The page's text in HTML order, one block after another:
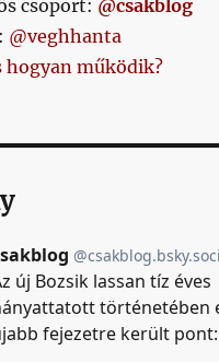
csoport: @csakblog
@veghhanta
hogyan működik?